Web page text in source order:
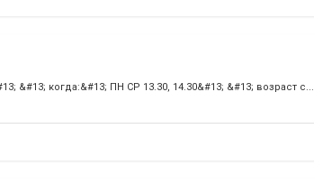
&#13; когда:&#13; ПН СР 13.30, 14.30&#13; &#13; возраст с...